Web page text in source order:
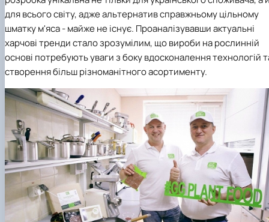
для всього світу, адже альтернатив справжньому цільному
шматку м'яса - майже не існує. Проаналізувавши актуальні
харчові тренди стало зрозумілим, що вироби на рослинній
основі потребують уваги з боку вдосконалення технологій
створення більш різноманітного асортименту.